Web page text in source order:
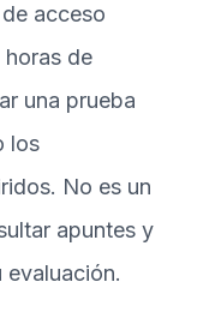
acceso
horas de
una prueba
los
No es un
apuntes y
evaluación.